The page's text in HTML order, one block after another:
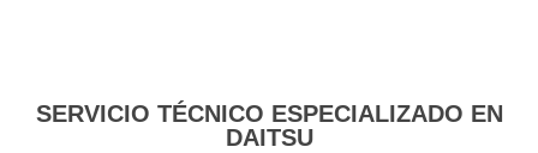
SERVICIO TÉCNICO ESPECIALIZADO EN
DAITSU